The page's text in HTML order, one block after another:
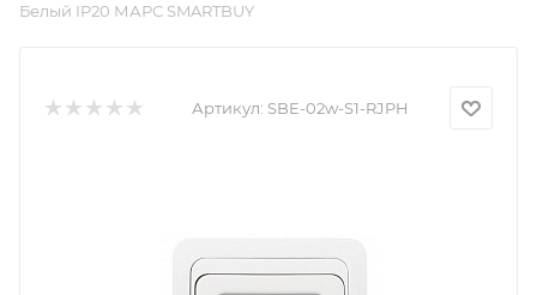
Белый IP20 МАРС SMARTBUY
Артикул: SBE-02w-S1-RJPH